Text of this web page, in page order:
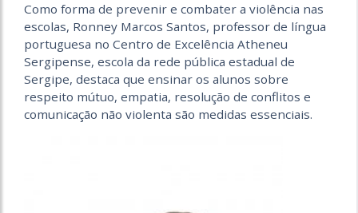
Como forma de prevenir e combater a violência nas
escolas, Ronney Marcos Santos, professor de língua
portuguesa no Centro de Excelência Atheneu
Sergipense, escola da rede pública estadual de
Sergipe, destaca que ensinar os alunos sobre
respeito mútuo, empatia, resolução de conflitos e
comunicação não violenta são medidas essenciais.